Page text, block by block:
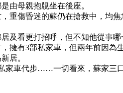
由母親抱覑坐在後座。
重傷昏迷的蘇仍在搶救中，均
及看更打招呼，但不知他從事哪
擁有3部私家車，但兩年前因
居。
家車代步……一切看來，蘇家三